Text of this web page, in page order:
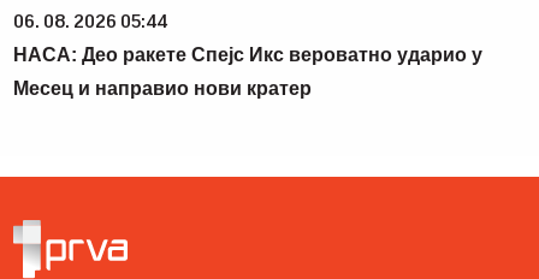
06. 08. 2026 05:44
НАСА: Део ракете Спејс Икс вероватно ударио у
Месец и направио нови кратер